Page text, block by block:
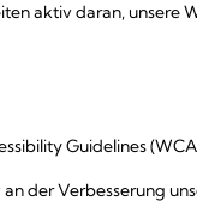
aktiv daran, unsere
Guidelines
der Verbesserung